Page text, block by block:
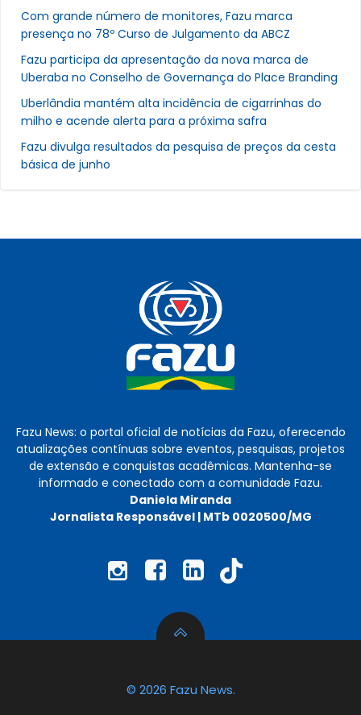
Com grande número de monitores, Fazu marca
presença no 78º Curso de Julgamento da ABCZ
Fazu participa da apresentação da nova marca de
Uberaba no Conselho de Governança do Place Branding
Uberlândia mantém alta incidência de cigarrinhas do
milho e acende alerta para a próxima safra
Fazu divulga resultados da pesquisa de preços da cesta
básica de junho
Fazu News: o portal oficial de notícias da Fazu, oferecendo
atualizações contínuas sobre eventos, pesquisas, projetos
de extensão e conquistas acadêmicas. Mantenha-se
informado e conectado com a comunidade Fazu.
Daniela Miranda
Jornalista Responsável | MTb 0020500/MG
© 2026 Fazu News.